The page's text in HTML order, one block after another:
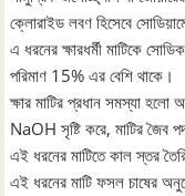
ক্লোরাইড লবণ হিসেবে
এ ধরনের ক্ষারধর্মী মাটিকে
পরিমাণ 15% এর বেশি থাকে।
ক্ষার মাটির প্রধান সমস্যা হলো
NaOH সৃষ্টি করে, মাটির জৈব
এই ধরনের মাটিতে কাল স্তর
এই ধরনের মাটি ফসল চাষের